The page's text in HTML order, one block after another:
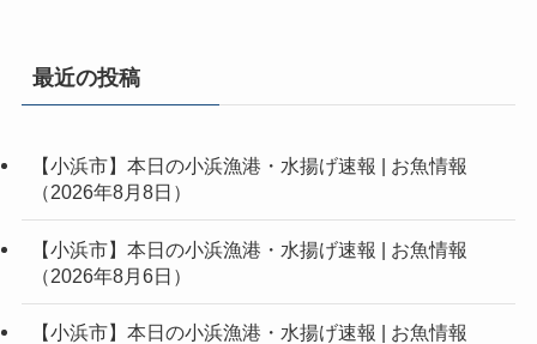
最近の投稿
【小浜市】本日の小浜漁港・水揚げ速報 | お魚情報
（2026年8月8日）
【小浜市】本日の小浜漁港・水揚げ速報 | お魚情報
（2026年8月6日）
【小浜市】本日の小浜漁港・水揚げ速報 | お魚情報